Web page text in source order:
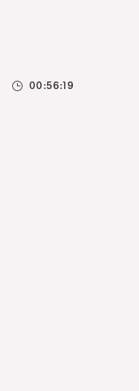
00:56:19